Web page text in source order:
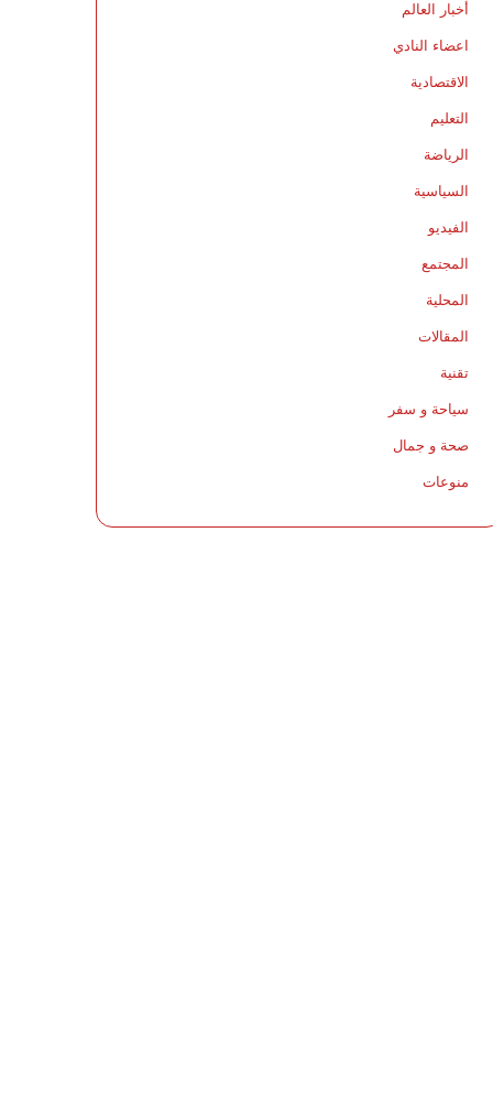
أخبار العالم
اعضاء النادي
الاقتصادية
التعليم
الرياضة
السياسية
الفيديو
المجتمع
المحلية
المقالات
تقنية
سياحة و سفر
صحة و جمال
منوعات